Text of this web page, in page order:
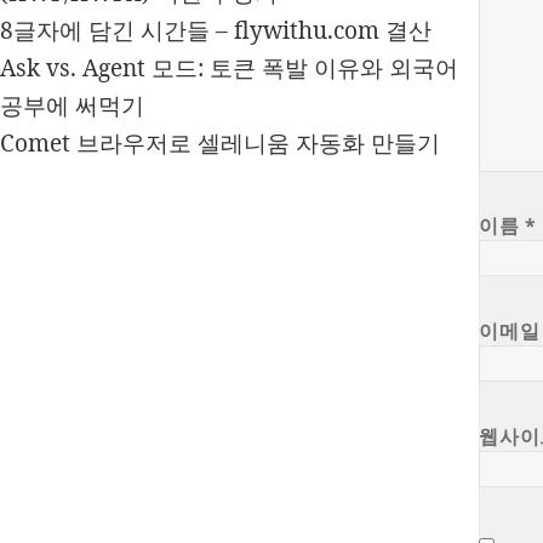
8글자에 담긴 시간들 – flywithu.com 결산
Ask vs. Agent 모드: 토큰 폭발 이유와 외국어
공부에 써먹기
Comet 브라우저로 셀레니움 자동화 만들기
이름*
이메일
웹사